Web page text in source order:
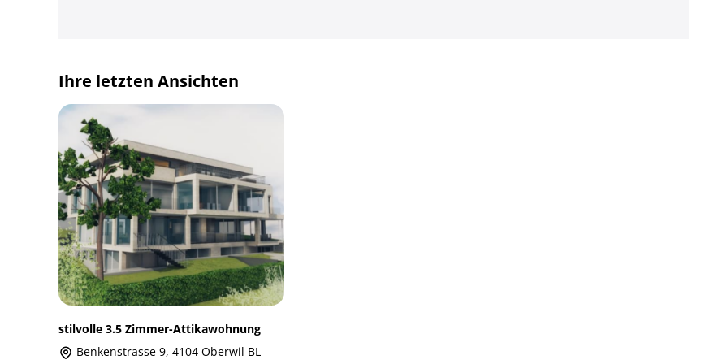
Ihre letzten Ansichten
stilvolle 3.5 Zimmer-Attikawohnung
Benkenstrasse 9, 4104 Oberwil BL